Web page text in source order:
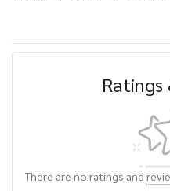
Ratings
There are no ratings and